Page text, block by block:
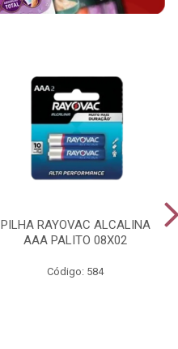
PILHA RAYOVAC ALCALINA
AAA PALITO 08X02
Código: 584